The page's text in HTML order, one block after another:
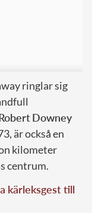
ringlar sig
Downey
är också en
kilometer
centrum.
kärleksgest till